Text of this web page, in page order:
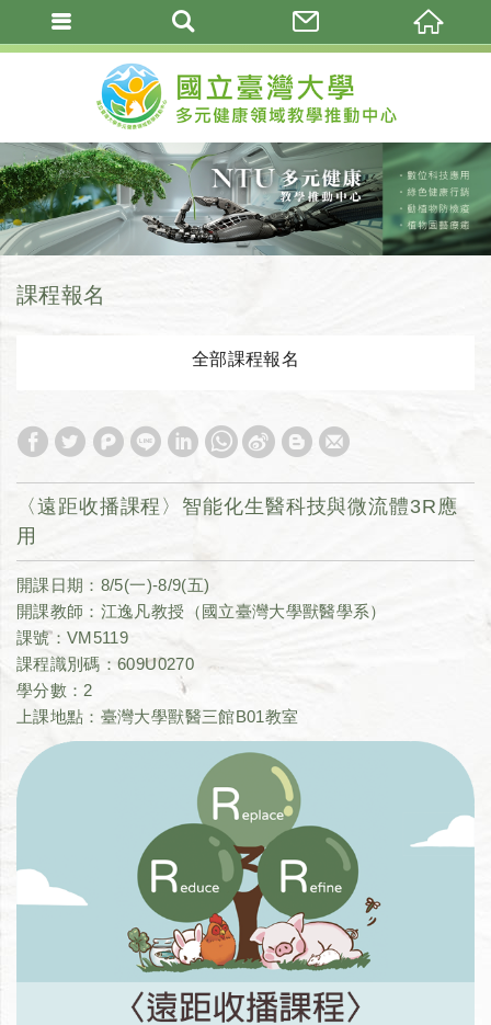
課程報名
全部課程報名
〈遠距收播課程〉智能化生醫科技與微流體3R應
用
開課日期：8/5(一)-8/9(五)
開課教師：江逸凡教授（國立臺灣大學獸醫學系）
課號：VM5119
課程識別碼：609U0270
學分數：2
上課地點：臺灣大學獸醫三館B01教室